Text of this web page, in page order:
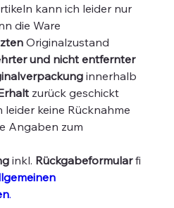
kann ich leider nur
die Ware
Originalzustand
und nicht entfernter
innerhalb
zurück geschickt
keine Rücknahme
Angaben zum
inkl. Rückgabeformularfi
.